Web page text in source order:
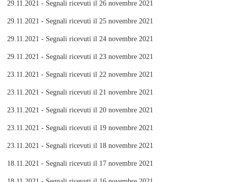
29.11.2021 - Segnali ricevuti il 26 novembre 2021
29.11.2021 - Segnali ricevuti il 25 novembre 2021
29.11.2021 - Segnali ricevuti il 24 novembre 2021
29.11.2021 - Segnali ricevuti il 23 novembre 2021
23.11.2021 - Segnali ricevuti il 22 novembre 2021
23.11.2021 - Segnali ricevuti il 21 novembre 2021
23.11.2021 - Segnali ricevuti il 20 novembre 2021
23.11.2021 - Segnali ricevuti il 19 novembre 2021
23.11.2021 - Segnali ricevuti il 18 novembre 2021
18.11.2021 - Segnali ricevuti il 17 novembre 2021